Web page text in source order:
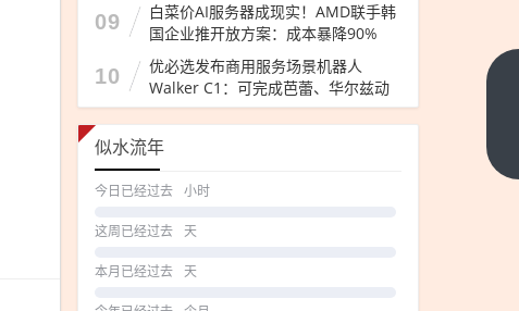
09
白菜价AI服务器成现实！AMD联手韩
国企业推开放方案：成本暴降90%
10
优必选发布商用服务场景机器人
Walker C1：可完成芭蕾、华尔兹动
作
似水流年
今日已经过去 小时
这周已经过去 天
本月已经过去 天